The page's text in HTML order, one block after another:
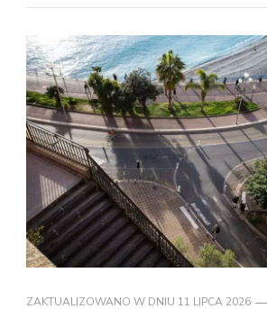
ZAKTUALIZOWANO W DNIU 11 LIPCA 2026